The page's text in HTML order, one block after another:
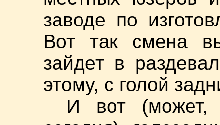
заводе по
Вот так смена
зайдет в
этому, с голой
И вот (может,